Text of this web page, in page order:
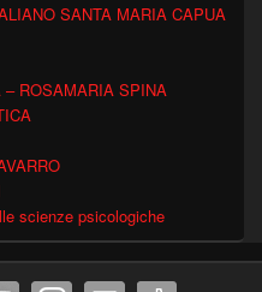
SANTA MARIA CAPUA
– ROSAMARIA SPINA
scienze psicologiche